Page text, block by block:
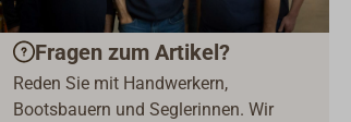
Fragen zum Artikel?
Reden Sie mit Handwerkern,
Bootsbauern und Seglerinnen. Wir